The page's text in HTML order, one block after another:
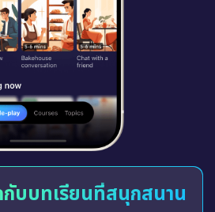
บบทเรียนที่สนุกสนาน